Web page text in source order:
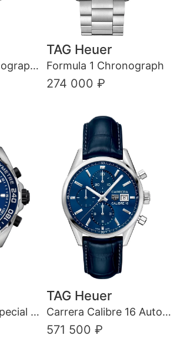
Formula 1 Chronograph Special Edition
TAG Heuer
Formula 1 Chronograph
274 000 ₽
Formula 1 Gulf Special Edition
TAG Heuer
Carrera Calibre 16 Automatic Chronograph
571 500 ₽